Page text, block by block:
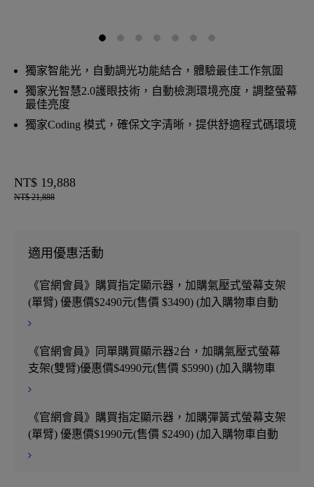
獨家智能光，自動調光功能結合，體驗最佳工作氛圍
獨家光智慧2.0護眼技術，自動檢測環境亮度，調整螢幕
最佳亮度
獨家Coding 模式，確保文字清晰，提供舒適程式碼環境
NT$ 19,888
NT$ 21,888
適用優惠活動
《官網會員》購買指定顯示器，加購氣壓式螢幕支架
(單臂) 優惠價$2490元(售價 $3490) (加入購物車自動
折抵，同筆訂單)
《官網會員》同單購買顯示器2台，加購氣壓式螢幕
支架(雙臂)優惠價$4990元(售價 $5990) (加入購物車
自動折抵，同筆訂單)
《官網會員》購買指定顯示器，加購彈簧式螢幕支架
(單臂) 優惠價$1990元(售價 $2490) (加入購物車自動
折抵，同筆訂單)